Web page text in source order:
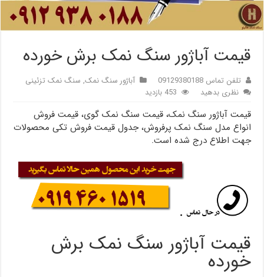
قیمت آباژور سنگ نمک برش خورده
تلفن تماس 09129380188 آباژور سنگ نمک, سنگ نمک تزئینی
نظری بدهید
453 بازدید
قیمت آباژور سنگ نمک، قیمت سنگ نمک گوی، قیمت فروش
انواع مدل سنگ نمک پرفروش، جدول قیمت فروش تکی محصولات
جهت اطلاع درج شده است.
قیمت آباژور سنگ نمک برش
خورده